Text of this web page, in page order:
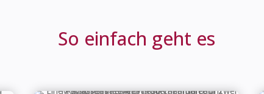
So einfach geht es